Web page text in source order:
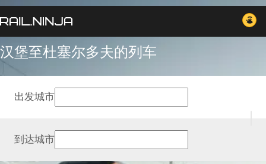
汉堡至杜塞尔多夫的列车
出发城市
到达城市